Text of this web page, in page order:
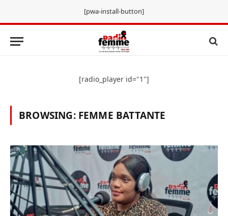
[pwa-install-button]
[radio_player id="1"]
BROWSING: FEMME BATTANTE